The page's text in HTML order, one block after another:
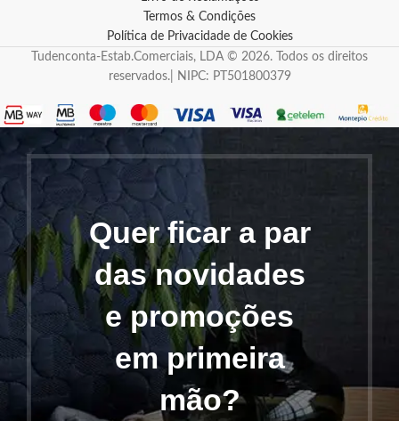
Termos & Condições
Política de Privacidade de Cookies
Tudenconta-Estab.Comerciais, LDA © 2026. Todos os direitos
reservados.| NIPC: PT501800379
Quer ficar a par
das novidades
e promoções
em primeira
mão?